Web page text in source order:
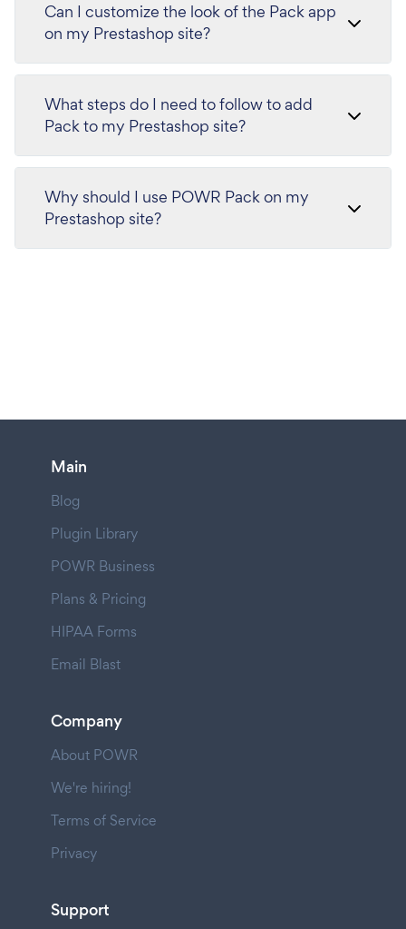
Can I customize the look of the Pack app
on my Prestashop site?
What steps do I need to follow to add
Pack to my Prestashop site?
Why should I use POWR Pack on my
Prestashop site?
Main
Blog
Plugin Library
POWR Business
Plans & Pricing
HIPAA Forms
Email Blast
Company
About POWR
We're hiring!
Terms of Service
Privacy
Support